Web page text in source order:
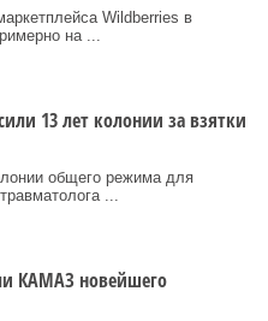
Wildberries в
на ...
13 лет колонии за взятки
общего режима для
...
КАМАЗ новейшего